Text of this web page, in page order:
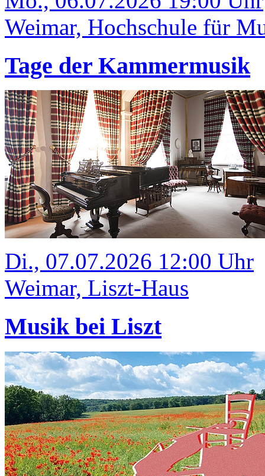
Weimar, Hochschule für
Tage der Kammermusik
Di., 07.07.2026 12:00 Uhr
Weimar, Liszt-Haus
Musik bei Liszt